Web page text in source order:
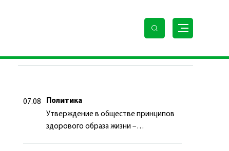
07.08
Политика
Утверждение в обществе принципов
здорового образа жизни –